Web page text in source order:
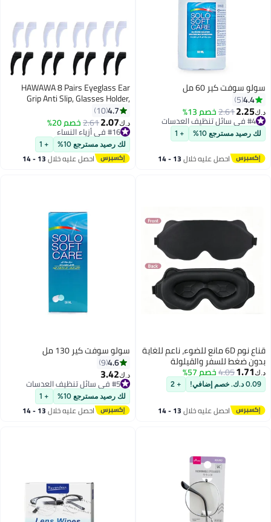
سولو سوفت كير 60 مل
4.4
5
د.ك‏2.25
2.61خصم 13%
#4 في سائل تنظيف العدسات
#4 في سائل تنظيف العدسات
لك رصيد مسترجع 10% + 1
احصل عليه خلال 13 - 14
HAWAWA 8 Pairs Eyeglass Ear
Grip Anti Slip, Glasses Holder,
Safety Eyewear Retainers for
Sunglasses Presbyopia Glasses
Sports Glasses
4.7
10
د.ك‏2.07
2.61خصم 20% #16 في أزياء النساء
تم بيع +20 مؤخرًا
#16 في أزياء النساء
لك رصيد مسترجع 10% + 1
احصل عليه خلال 13 - 14
قناع نوم 6D مانع للضوء، ناعم للغاية
بدون ضغط للسفر والقيلولة
والمناوبات الليلية
د.ك‏1.71
4.05خصم 57%
0.09 د.ك. خصم إضافي! + 2
احصل عليه خلال 13 - 14
سولو سوفت كير 130 مل
4.6
9
د.ك‏3.42
#5 في سائل تنظيف العدسات
أقل سعر في 7 يوم
#5 في سائل تنظيف العدسات
لك رصيد مسترجع 10% + 1
احصل عليه خلال 13 - 14